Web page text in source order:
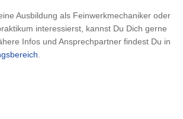
Ausbildung als Feinwerkmechaniker oder
interessierst, kannst Du Dich gerne
Infos und Ansprechpartner findest Du in